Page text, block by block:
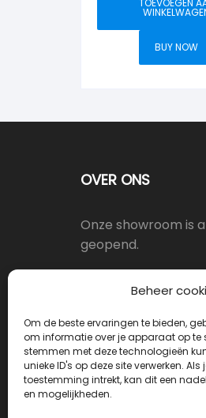
Beheer
Om de beste ervaringen te bieden,
om informatie over je apparaat op
stemmen met deze technologieën
unieke ID's op deze site verwerken.
toestemming intrekt, kan dit een
en mogelijkheden.
TOEVOEGEN
BUY NOW
OVER ONS
Onze showroom is
geopend.
Oostergracht
Maandag -